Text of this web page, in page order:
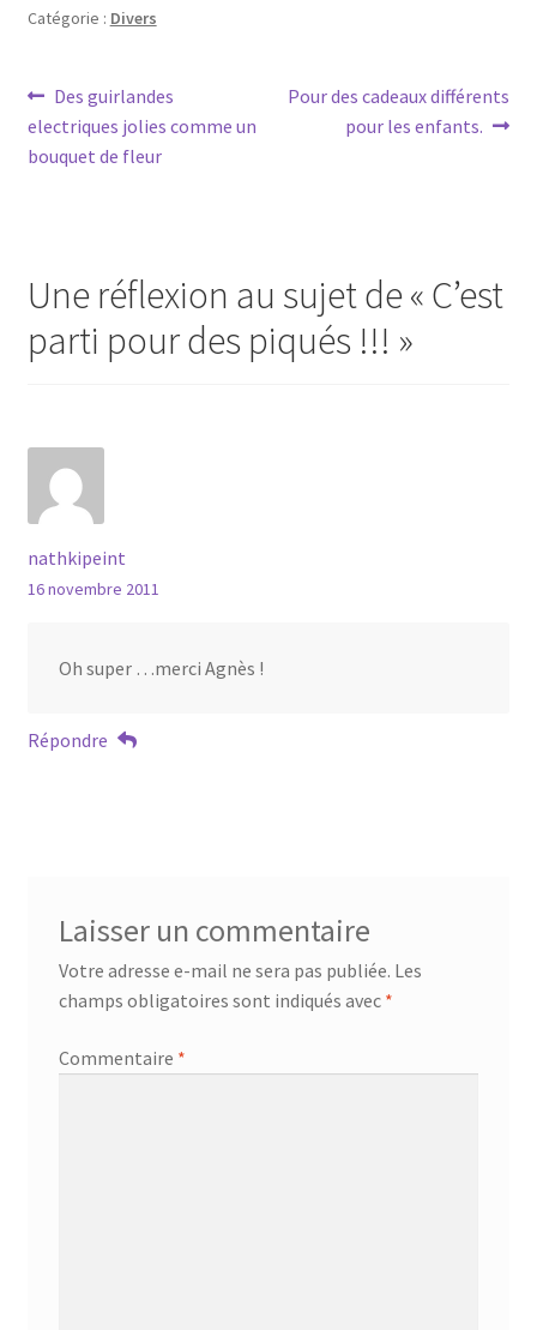
Catégorie : Divers
Navigation
de
Article
précédent :
Des guirlandes
electriques jolies comme un
bouquet de fleur
Article
suivant :
Pour des cadeaux différents
pour les enfants.
Une réflexion au sujet de « C’est
parti pour des piqués !!! »
nathkipeint
16 novembre 2011
Oh super …merci Agnès !
Répondre
Laisser un commentaire
Votre adresse e-mail ne sera pas publiée. Les
champs obligatoires sont indiqués avec *
Commentaire *